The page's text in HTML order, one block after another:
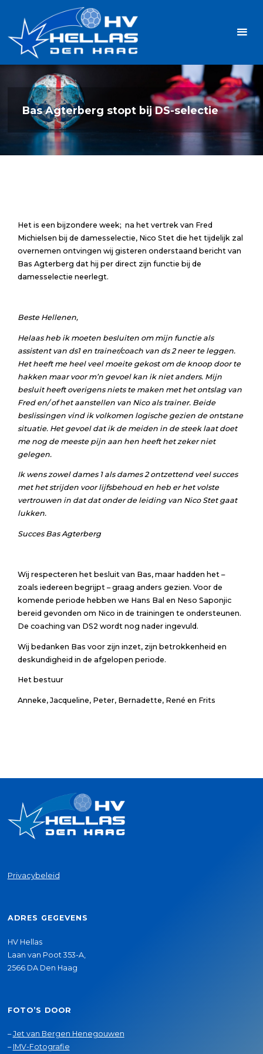
inhoud
Bas Agterberg stopt bij DS-selectie
Het is een bijzondere week; na het vertrek van Fred
Michielsen bij de damesselectie, Nico Stet die het tijdelijk zal
overnemen ontvingen wij gisteren onderstaand bericht van
Bas Agterberg dat hij per direct zijn functie bij de
damesselectie neerlegt.
Beste Hellenen,
Helaas heb ik moeten besluiten om mijn functie als
assistent van ds1 en trainer/coach van ds 2 neer te leggen.
Het heeft me heel veel moeite gekost om de knoop door te
hakken maar voor m’n gevoel kan ik niet anders. Mijn
besluit heeft overigens niets te maken met het ontslag van
Fred en/ of het aanstellen van Nico als trainer. Beide
beslissingen vind ik volkomen logische gezien de ontstane
situatie. Het gevoel dat ik de meiden in de steek laat doet
me nog de meeste pijn aan hen heeft het zeker niet
gelegen.
Ik wens zowel dames 1 als dames 2 ontzettend veel succes
met het strijden voor lijfsbehoud en heb er het volste
vertrouwen in dat dat onder de leiding van Nico Stet gaat
lukken.
Succes Bas Agterberg
Wij respecteren het besluit van Bas, maar hadden het –
zoals iedereen begrijpt – graag anders gezien. Voor de
komende periode hebben we Hans Bal en Neso Saponjic
bereid gevonden om Nico in de trainingen te ondersteunen.
De coaching van DS2 wordt nog nader ingevuld.
Wij bedanken Bas voor zijn inzet, zijn betrokkenheid en
deskundigheid in de afgelopen periode.
Het bestuur
Anneke, Jacqueline, Peter, Bernadette, René en Frits
Privacybeleid
ADRES GEGEVENS
HV Hellas
Laan van Poot 353-A,
2566 DA Den Haag
FOTO’S DOOR
–Jet van Bergen Henegouwen
– IMV-Fotografie